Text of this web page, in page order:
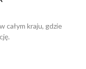
całym kraju, gdzie